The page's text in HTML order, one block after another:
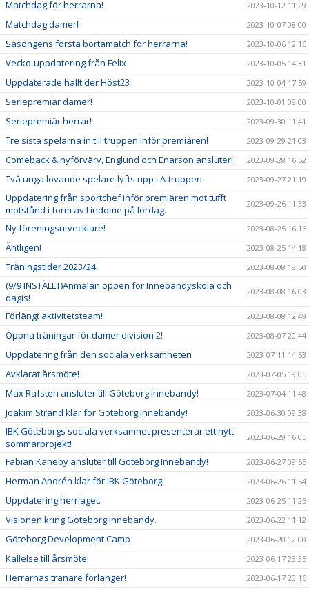
Matchdag för herrarna! 2023-10-12 11:29
Matchdag damer! 2023-10-07 08:00
Säsongens första bortamatch för herrarna! 2023-10-06 12:16
Vecko-uppdatering från Felix 2023-10-05 14:31
Uppdaterade halltider Höst23 2023-10-04 17:59
Seriepremiär damer! 2023-10-01 08:00
Seriepremiär herrar! 2023-09-30 11:41
Tre sista spelarna in till truppen inför premiären! 2023-09-29 21:03
Comeback & nyförvärv, Englund och Enarson ansluter! 2023-09-28 16:52
Två unga lovande spelare lyfts upp i A-truppen. 2023-09-27 21:19
Uppdatering från sportchef inför premiären mot tufft
motstånd i form av Lindome på lördag.
2023-09-26 11:33
Ny föreningsutvecklare! 2023-08-25 16:16
Äntligen! 2023-08-25 14:18
Träningstider 2023/24 2023-08-08 18:50
(9/9 INSTÄLLT)Anmälan öppen för Innebandyskola och
dagis!
2023-08-08 16:03
Förlängt aktivitetsteam! 2023-08-08 12:49
Öppna träningar för damer division 2! 2023-08-07 20:44
Uppdatering från den sociala verksamheten 2023-07-11 14:53
Avklarat årsmöte! 2023-07-05 19:05
Max Rafsten ansluter till Göteborg Innebandy! 2023-07-04 11:48
Joakim Strand klar för Göteborg Innebandy! 2023-06-30 09:38
IBK Göteborgs sociala verksamhet presenterar ett nytt
sommarprojekt!
2023-06-29 16:05
Fabian Kaneby ansluter till Göteborg Innebandy! 2023-06-27 09:55
Herman Andrén klar för IBK Göteborg! 2023-06-26 11:54
Uppdatering herrlaget. 2023-06-25 11:25
Visionen kring Göteborg Innebandy. 2023-06-22 11:12
Göteborg Development Camp 2023-06-20 12:00
Kallelse till årsmöte! 2023-06-17 23:35
Herrarnas tränare förlänger! 2023-06-17 23:16